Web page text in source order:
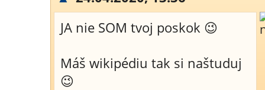
JA nie SOM tvoj poskok 😉
Máš wikipédiu tak si naštuduj
😉